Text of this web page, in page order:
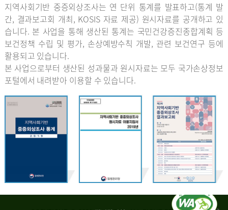
지역사회기반 중증외상조사는 연 단위 통계를 발표하고(통계 발
간, 결과보고회 개최, KOSIS 자료 제공) 원시자료를 공개하고 있
습니다. 본 사업을 통해 생산된 통계는 국민건강증진종합계획 등
보건정책 수립 및 평가, 손상예방수칙 개발, 관련 보건연구 등에
활용되고 있습니다.
본 사업으로부터 생산된 성과물과 원시자료는 모두 국가손상정보
포털에서 내려받아 이용할 수 있습니다.